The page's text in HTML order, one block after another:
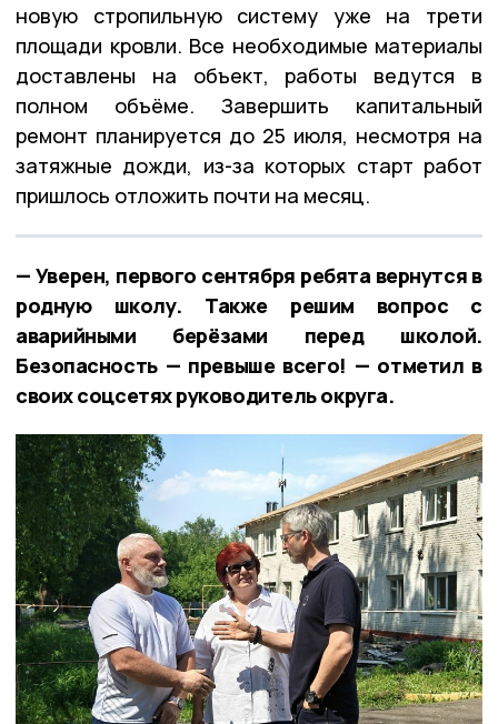
новую стропильную систему уже на трети
площади кровли. Все необходимые материалы
доставлены на объект, работы ведутся в
полном объёме. Завершить капитальный
ремонт планируется до 25 июля, несмотря на
затяжные дожди, из-за которых старт работ
пришлось отложить почти на месяц.
— Уверен, первого сентября ребята вернутся в
родную школу. Также решим вопрос с
аварийными берёзами перед школой.
Безопасность — превыше всего! — отметил в
своих соцсетях руководитель округа.